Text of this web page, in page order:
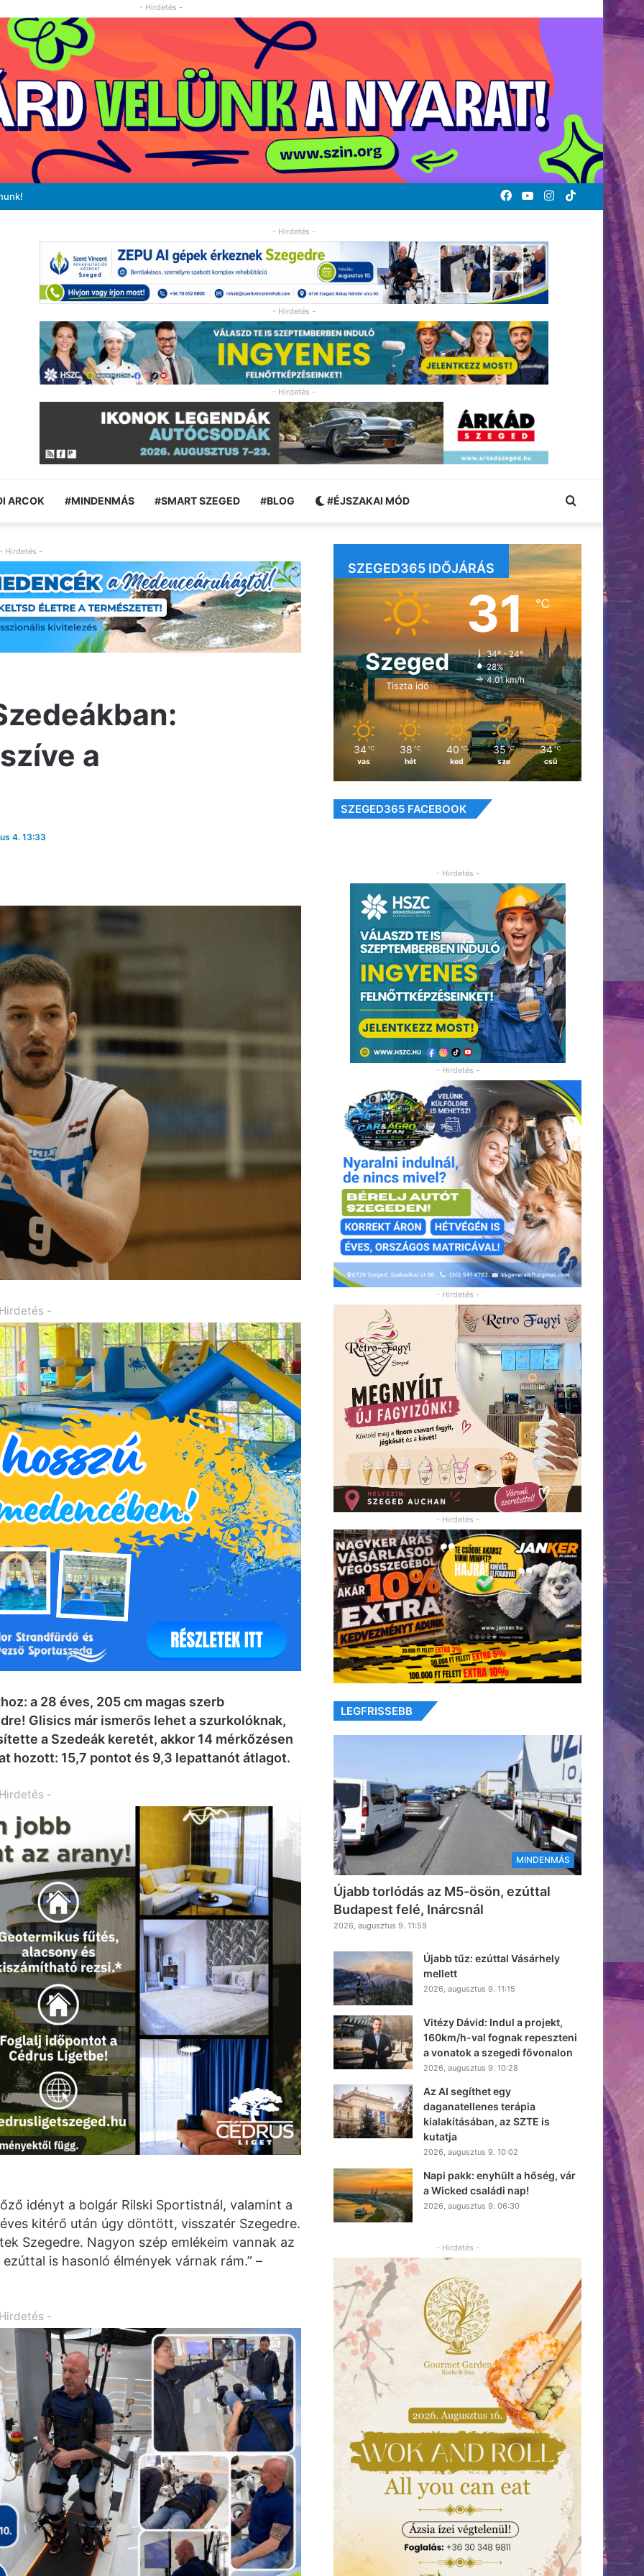
- Hirdetés -
TikTok
Instagram
YouTube
Facebook
- Hirdetés -
- Hirdetés -
- Hirdetés -
ARCOK #MINDENMÁS #SMART SZEGED #BLOG #ÉJSZAKAI MÓD Keresés:
- Hirdetés -
a
4. 13:33
-
a 28 éves, 205 cm magas szerb
Glisics már ismerős lehet a szurkolóknak,
a Szedeák keretét, akkor 14 mérkőzésen
hozott: 15,7 pontot és 9,3 lepattanót átlagot.
-
idényt a bolgár Rilski Sportistnál, valamint a
kitérő után úgy döntött, visszatér Szegedre.
Szegedre. Nagyon szép emlékeim vannak az
is hasonló élmények várnak rám.” –
-
SZEGED365 IDŐJÁRÁS
Szeged
Tiszta idő
31℃
34º - 24º
28%
4.01 km/h
34 ℃
vas
38 ℃
hét
40 ℃
ked
35 ℃
sze
34 ℃
csü
SZEGED365 FACEBOOK
- Hirdetés -
- Hirdetés -
- Hirdetés -
- Hirdetés -
LEGFRISSEBB
MINDENMÁS
Újabb torlódás az M5-ösön, ezúttal
Budapest felé, Inárcsnál
2026, augusztus 9. 11:59
Újabb tűz: ezúttal Vásárhely
mellett
2026, augusztus 9. 11:15
Vitézy Dávid: Indul a projekt,
160km/h-val fognak repeszteni
a vonatok a szegedi fővonalon
2026, augusztus 9. 10:28
Az AI segíthet egy
daganatellenes terápia
kialakításában, az SZTE is
kutatja
2026, augusztus 9. 10:02
Napi pakk: enyhült a hőség, vár
a Wicked családi nap!
2026, augusztus 9. 06:30
- Hirdetés -